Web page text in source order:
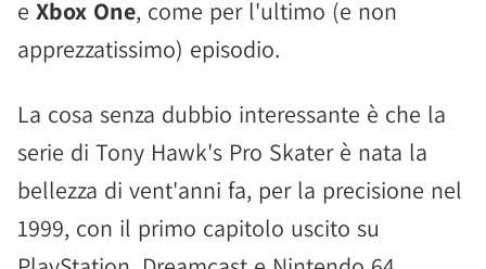
e Xbox One, come per l'ultimo (e non
apprezzatissimo) episodio.
La cosa senza dubbio interessante è che la
serie di Tony Hawk's Pro Skater è nata la
bellezza di vent'anni fa, per la precisione nel
1999, con il primo capitolo uscito su